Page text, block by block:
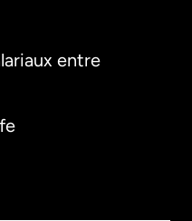
entre